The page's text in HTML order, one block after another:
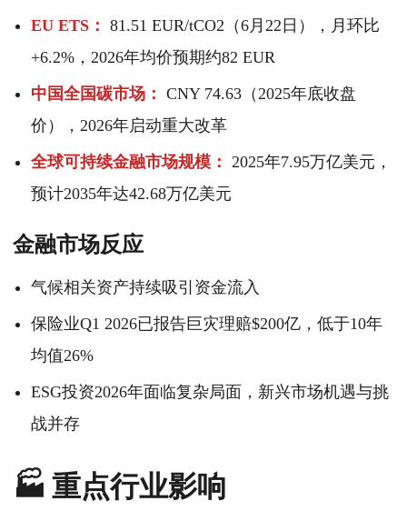
EU ETS： 81.51 EUR/tCO2（6月22日），月环比
+6.2%，2026年均价预期约82 EUR
中国全国碳市场： CNY 74.63（2025年底收盘
价），2026年启动重大改革
全球可持续金融市场规模： 2025年7.95万亿美元，
预计2035年达42.68万亿美元
金融市场反应
气候相关资产持续吸引资金流入
保险业Q1 2026已报告巨灾理赔$200亿，低于10年
均值26%
ESG投资2026年面临复杂局面，新兴市场机遇与挑
战并存
🏭 重点行业影响